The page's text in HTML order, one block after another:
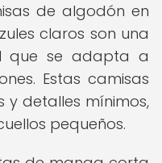
de algodón en
claros son una
que se adapta a
Estas camisas
y detalles mínimos,
pequeños.